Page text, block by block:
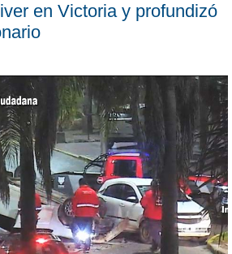
en Victoria y profundizó